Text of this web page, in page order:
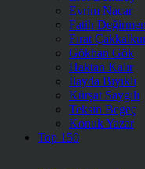
Evrim Nacar
Fatih Değirmen
Fırat
Gökhan Gök
Haktan Kalır
İlayda Bıyıklı
Kürşat Saygılı
Teksin Begeç
Konuk Yazar
Top 150